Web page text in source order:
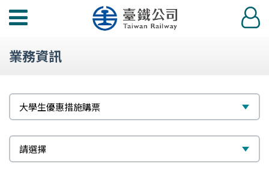
功
選
登
入
業務資訊
題
大學生優惠措施購票
標
請選擇